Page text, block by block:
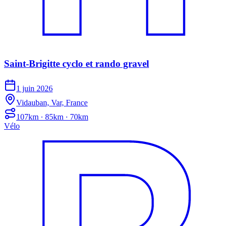
Saint-Brigitte cyclo et rando gravel
1 juin 2026
Vidauban, Var, France
107km · 85km · 70km
Vélo